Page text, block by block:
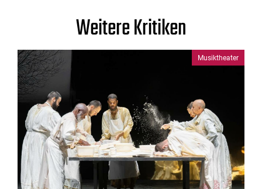
Weitere Kritiken
Musiktheater